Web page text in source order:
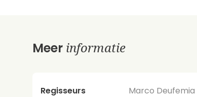
Meer informatie
Regisseurs
Marco Deufemia